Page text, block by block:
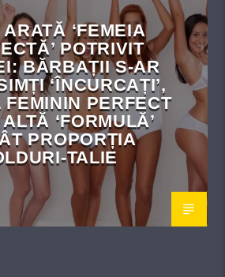
ARATĂ ‘FEMEIA
POTRIVIT
BĂRBAȚII S-AR
‘ÎNCURCAȚI’,
FEMININ PERFECT
‘FORMULĂ’
PROPORȚIA
TALIE